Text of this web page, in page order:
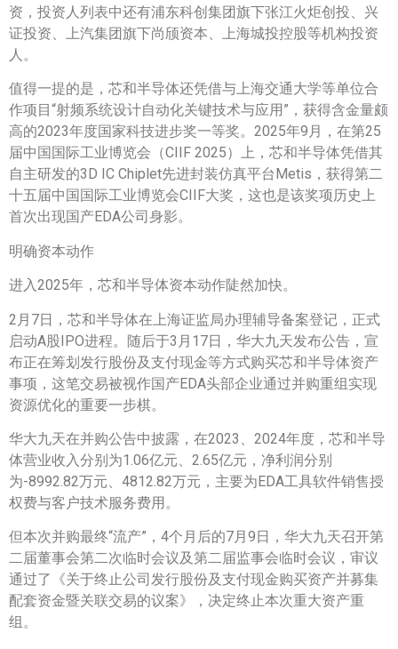
资，投资人列表中还有浦东科创集团旗下张江火炬创投、兴
证投资、上汽集团旗下尚颀资本、上海城投控股等机构投资
人。
值得一提的是，芯和半导体还凭借与上海交通大学等单位合
作项目“射频系统设计自动化关键技术与应用”，获得含金量颇
高的2023年度国家科技进步奖一等奖。2025年9月，在第25
届中国国际工业博览会（CIIF 2025）上，芯和半导体凭借其
自主研发的3D IC Chiplet先进封装仿真平台Metis，获得第二
十五届中国国际工业博览会CIIF大奖，这也是该奖项历史上
首次出现国产EDA公司身影。
明确资本动作
进入2025年，芯和半导体资本动作陡然加快。
2月7日，芯和半导体在上海证监局办理辅导备案登记，正式
启动A股IPO进程。随后于3月17日，华大九天发布公告，宣
布正在筹划发行股份及支付现金等方式购买芯和半导体资产
事项，这笔交易被视作国产EDA头部企业通过并购重组实现
资源优化的重要一步棋。
华大九天在并购公告中披露，在2023、2024年度，芯和半导
体营业收入分别为1.06亿元、2.65亿元，净利润分别
为-8992.82万元、4812.82万元，主要为EDA工具软件销售授
权费与客户技术服务费用。
但本次并购最终“流产”，4个月后的7月9日，华大九天召开第
二届董事会第二次临时会议及第二届监事会临时会议，审议
通过了《关于终止公司发行股份及支付现金购买资产并募集
配套资金暨关联交易的议案》，决定终止本次重大资产重
组。